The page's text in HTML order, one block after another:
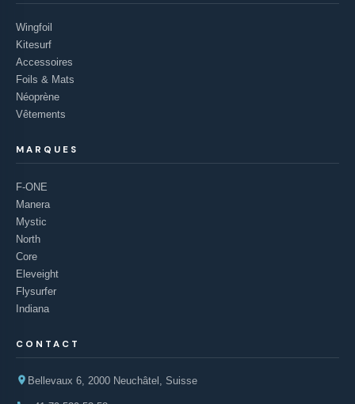
Wingfoil
Kitesurf
Accessoires
Foils & Mats
Néoprène
Vêtements
MARQUES
F-ONE
Manera
Mystic
North
Core
Eleveight
Flysurfer
Indiana
CONTACT
Bellevaux 6, 2000 Neuchâtel, Suisse